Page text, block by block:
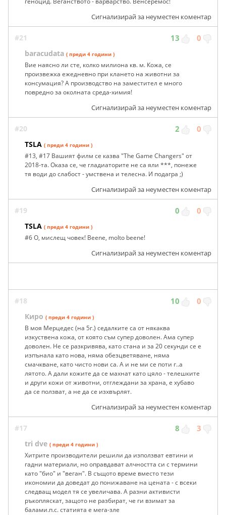
Сигнализирай за неуместен коментар
#21 13 0
baracudata ( преди 4 години )
Вие наясно ли сте, колко милиона кв. м. Кожа, се
произвежка ежедневно при клането на животни за
консумация? А производство на заместител е много
повредно за околната среда-химия!
Сигнализирай за неуместен коментар
#20 2 0
TSLA ( преди 4 години )
#13, #17 Вашият филм се казва "The Game Changers" от
2018-та. Оказа се, че гладиаторите не са яли ***, понеже
тя води до слабост - умствена и телесна. И подагра ;)
Сигнализирай за неуместен коментар
#19 0 0
TSLA ( преди 4 години )
#6 О, мислещ човек! Beene, molto beene!
Сигнализирай за неуместен коментар
#18 10 0
Киро ( преди 4 години )
В моя Мерцедес (на 5г.) седалките са от някаква
изкуствена кожа, от която съм супер доволен. Ама супер
доволен. Не се разкривява, като стана и за 20 секунди се е
изпънала като нова, няма обезцветяване, няма
смачкване, като чисто нови са. А и не ми се поти г..а
лятото. А дали кожите да се махнат като цяло - телешките
и други кожи от животни, отглеждани за храна, е хубаво
да се ползват, а не да се изхвърлят.
Сигнализирай за неуместен коментар
#17 8 3
tri dve ( преди 4 години )
Хитрите производители решили да използват евтини и
гадни материали, но оправдават алчността си с термини
като "био" и "веган". В същото време вместо тези
икономии да доведат до понижаване на цената - с всеки
следващ модел тя се увеличава. А разни активисти
ръкопляскат, защото не разбират, че ги взимат за
балами.п.с. статията е мега-зле